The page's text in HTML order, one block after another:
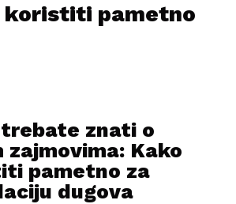
koristiti pametno
znati o
zajmovima: Kako
pametno za
dugova